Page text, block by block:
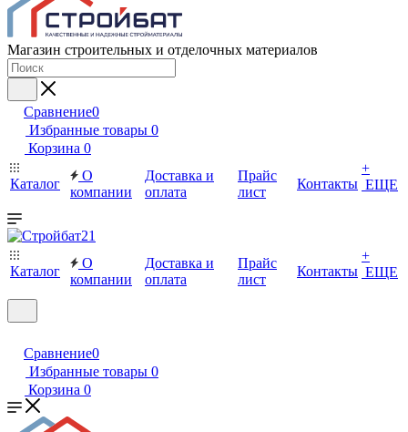
Магазин строительных и отделочных материалов
Сравнение0
Избранные товары 0
Корзина 0
Каталог
О
компании
Доставка и
оплата
Прайс
лист
Контакты
+
ЕЩЕ
Каталог
О
компании
Доставка и
оплата
Прайс
лист
Контакты
+
ЕЩЕ
Сравнение0
Избранные товары 0
Корзина 0